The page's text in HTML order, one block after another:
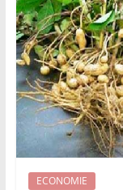
ECONOMIE